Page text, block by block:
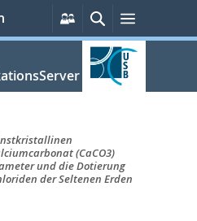
Persönliche
Services
SucheMenü
(CaCO3)
und die Dotierung
der Seltenen Erden